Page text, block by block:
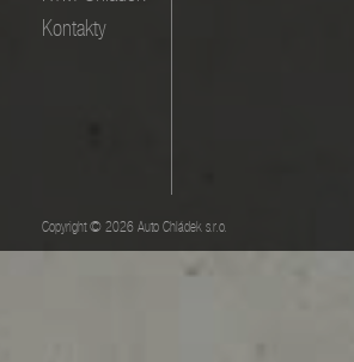
Kontakty
Copyright © 2026 Auto Chládek s.r.o.